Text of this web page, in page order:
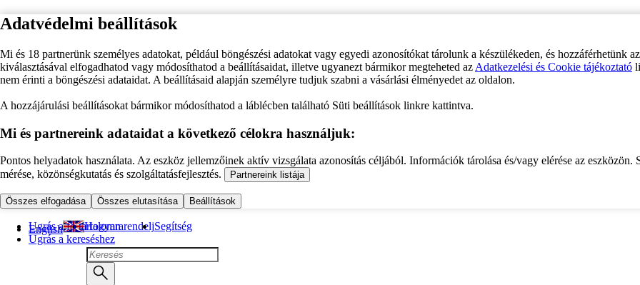
Adatvédelmi beállítások
Mi és 18 partnerünk személyes adatokat, például böngészési adatokat vagy egyedi azonosítókat tárolunk a készülékeden, és hozzáférhetünk
kiválasztásával elfogadhatod vagy módosíthatod a beállításaidat, illetve ugyanezt bármikor megteheted az Adatkezelési és Cookie tájékoztató
nem érinti a böngészési adataidat. A beállításaid alapján személyre tudjuk szabni a vásárlási élményedet az oldalon.
A hozzájárulási beállításokat bármikor módosíthatod a láblécben található Süti beállítások linkre kattintva.
Mi és partnereink adataidat a következő célokra használjuk:
Pontos helyadatok használata. Az eszköz jellemzőinek aktív vizsgálata azonosítás céljából. Információk tárolása és/vagy elérése az eszközön.
mérése, közönségkutatás és szolgáltatásfejlesztés.
Partnereink listája
Összes elfogadása Összes elutasítása Beállítások
Ugrás a fő tartalomra
Ugrás a kereséshez
English Hogyan rendeljSegítség